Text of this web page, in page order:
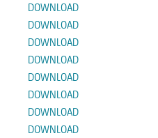
DOWNLOAD
DOWNLOAD
DOWNLOAD
DOWNLOAD
DOWNLOAD
DOWNLOAD
DOWNLOAD
DOWNLOAD